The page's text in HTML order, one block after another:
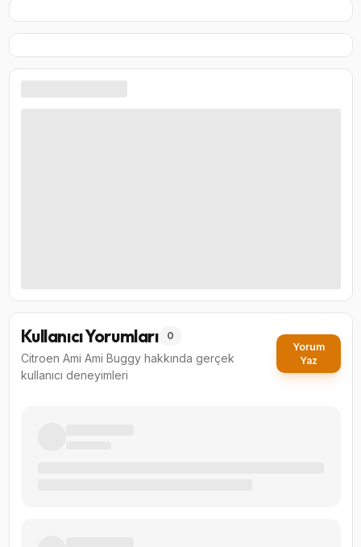
Kullanıcı Yorumları 0
Citroen Ami Ami Buggyhakkında gerçek
kullanıcı deneyimleri
Yorum
Yaz